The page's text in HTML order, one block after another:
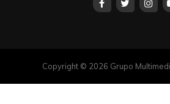
Copyright © 2026 Grupo